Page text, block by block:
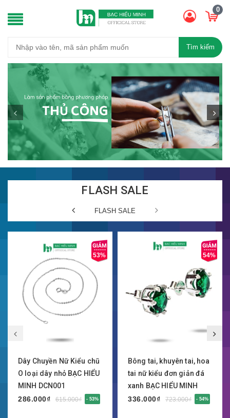
0
Tìm kiếm
FLASH SALE
FLASH SALE
53%
Dây Chuyền Nữ Kiểu chũ
O loại dây nhỏ BẠC HIỂU
MINH DCN001
286.000₫
615.000₫ - 53%
54%
Bông tai, khuyên tai, hoa
tai nữ kiểu đơn giản đá
xanh BẠC HIỂU MINH
HT070
336.000₫ 723.000₫ - 54%